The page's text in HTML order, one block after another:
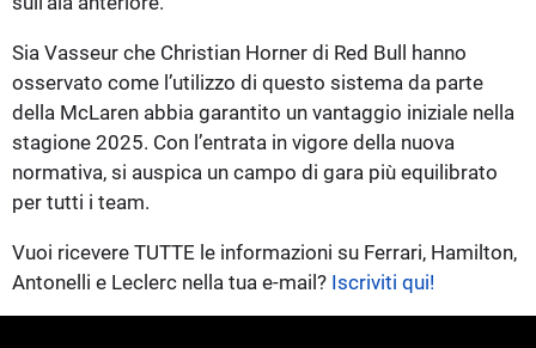
Sia Vasseur che Christian Horner di Red Bull hanno
osservato come l’utilizzo di questo sistema da parte
della McLaren abbia garantito un vantaggio iniziale nella
stagione 2025. Con l’entrata in vigore della nuova
normativa, si auspica un campo di gara più equilibrato
per tutti i team.
Vuoi ricevere TUTTE le informazioni su Ferrari, Hamilton,
Antonelli e Leclerc nella tua e-mail? Iscriviti qui!